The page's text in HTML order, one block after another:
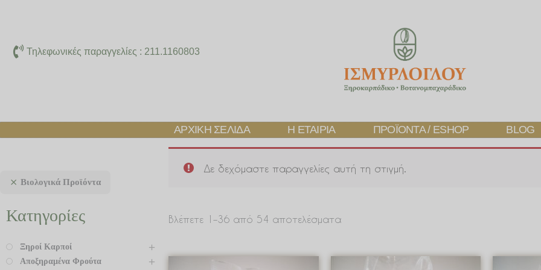
περιεχόμενο
Τηλεφωνικές παραγγελίες : 211.1160803
ΑΡΧΙΚΉ ΣΕΛΊΔΑ Η ΕΤΑΙΡΊΑ ΠΡΟΪΌΝΤΑ / ESHOP BLOG
Βιολογικά Προϊόντα
Κατηγορίες
Ξηροί Καρποί
Αποξηραμένα Φρούτα
Δε δεχόμαστε παραγγελίες αυτή τη στιγμή.
Βλέπετε 1–36 από 54 αποτελέσματα